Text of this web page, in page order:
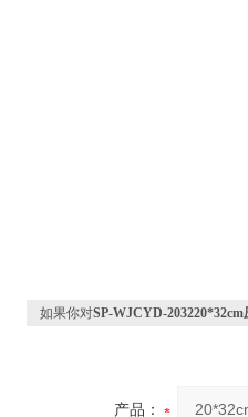
如果你对SP-WJCYD-
产品：